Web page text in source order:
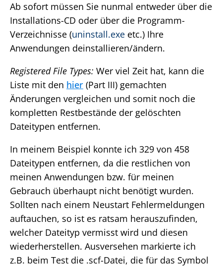
Ab sofort müssen Sie nunmal entweder über die
Installations-CD oder über die Programm-
Verzeichnisse (uninstall.exe etc.) Ihre
Anwendungen deinstallieren/ändern.
Registered File Types: Wer viel Zeit hat, kann die
Liste mit den hier (Part III) gemachten
Änderungen vergleichen und somit noch die
kompletten Restbestände der gelöschten
Dateitypen entfernen.
In meinem Beispiel konnte ich 329 von 458
Dateitypen entfernen, da die restlichen von
meinen Anwendungen bzw. für meinen
Gebrauch überhaupt nicht benötigt wurden.
Sollten nach einem Neustart Fehlermeldungen
auftauchen, so ist es ratsam herauszufinden,
welcher Dateityp vermisst wird und diesen
wiederherstellen. Ausversehen markierte ich
z.B. beim Test die .scf-Datei, die für das Symbol